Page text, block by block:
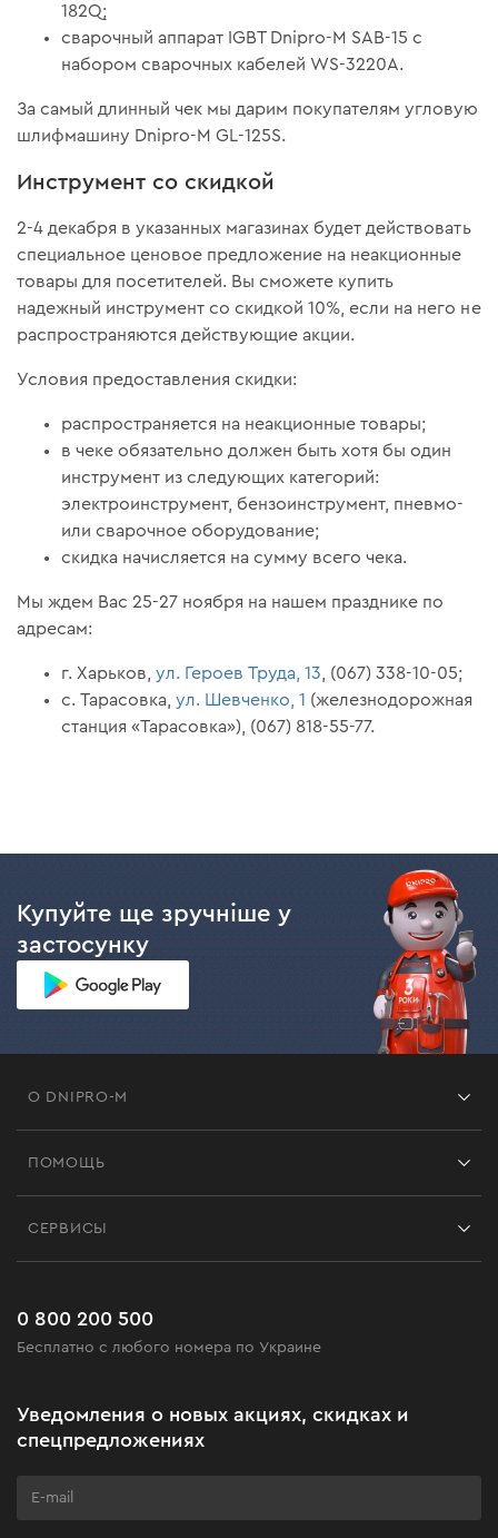
182Q;
сварочный аппарат IGBT Dnipro-M SAB-15 с
набором сварочных кабелей WS-3220A.
За самый длинный чек мы дарим покупателям угловую
шлифмашину Dnipro-M GL-125S.
Инструмент со скидкой
2-4 декабря в указанных магазинах будет действовать
специальное ценовое предложение на неакционные
товары для посетителей. Вы сможете купить
надежный инструмент со скидкой 10%, если на него не
распространяются действующие акции.
Условия предоставления скидки:
распространяется на неакционные товары;
в чеке обязательно должен быть хотя бы один
инструмент из следующих категорий:
электроинструмент, бензоинструмент, пневмо-
или сварочное оборудование;
скидка начисляется на сумму всего чека.
Мы ждем Вас 25-27 ноября на нашем празднике по
адресам:
г. Харьков,ул. Героев Труда, 13 , (067) 338-10-05;
с. Тарасовка,ул. Шевченко, 1 (железнодорожная
станция «Тарасовка»), (067) 818-55-77.
Купуйте ще зручніше у
застосунку
О DNIPRO-M
Черная пятница
Клуб мастерства
ПОМОЩЬ
Часто задаваемые вопросы
СЕРВИСЫ
0 800 200 500
Бесплатно с любого номера по Украине
Уведомления о новых акциях, скидках и
спецпредложениях